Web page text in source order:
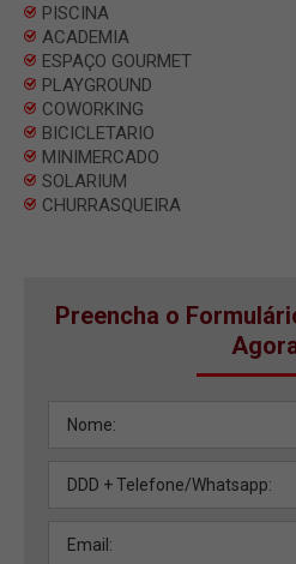
PISCINA
ACADEMIA
ESPAÇO GOURMET
PLAYGROUND
COWORKING
BICICLETARIO
MINIMERCADO
SOLARIUM
CHURRASQUEIRA
Preencha o